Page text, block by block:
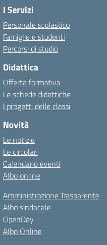
I Servizi
Personale scolastico
Famiglie e studenti
Percorsi di studio
Didattica
Offerta formativa
Le schede didattiche
I progetti delle classi
Novità
Le notizie
Le circolari
Calendario eventi
Albo online
Amministrazione Trasparente
Albo sindacale
OpenDay
Albo Online